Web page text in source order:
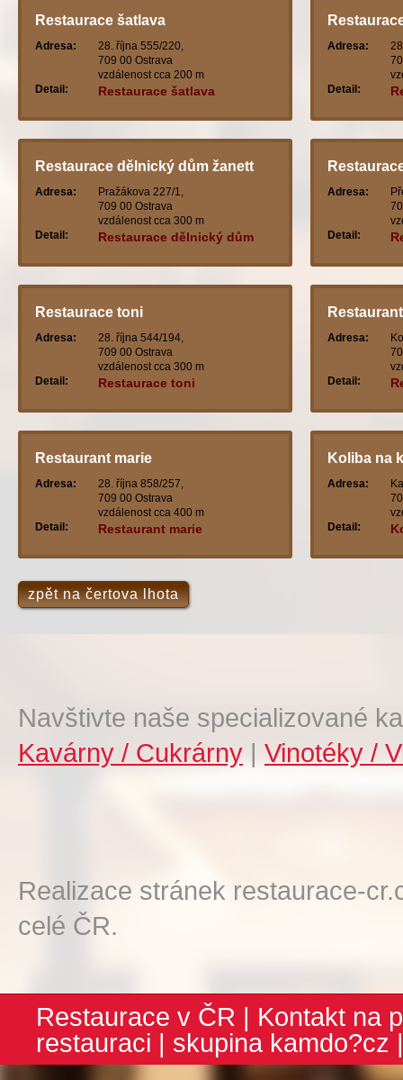
Restaurace šatlava
Adresa:
28. října 555/220,
709 00 Ostrava
vzdálenost cca 200 m
Detail:
Restaurace šatlava
Adresa:
Detail:
Restaurace dělnický dům žanett
Adresa:
Pražákova 227/1,
709 00 Ostrava
vzdálenost cca 300 m
Detail:
Restaurace dělnický dům
Adresa:
Detail:
Restaurace toni
Adresa:
28. října 544/194,
709 00 Ostrava
vzdálenost cca 300 m
Detail:
Restaurace toni
Adresa:
Detail:
Restaurant marie
Adresa:
28. října 858/257,
709 00 Ostrava
vzdálenost cca 400 m
Detail:
Restaurant marie
Koliba na
Adresa:
Detail:
zpět na čertova lhota
Navštivte naše specializované
Kavárny / Cukrárny | Vinotéky /
Realizace stránek restaurace-
celé ČR.
Restaurace v ČR | Kontakt na
restauraci | skupina kamdo?cz |